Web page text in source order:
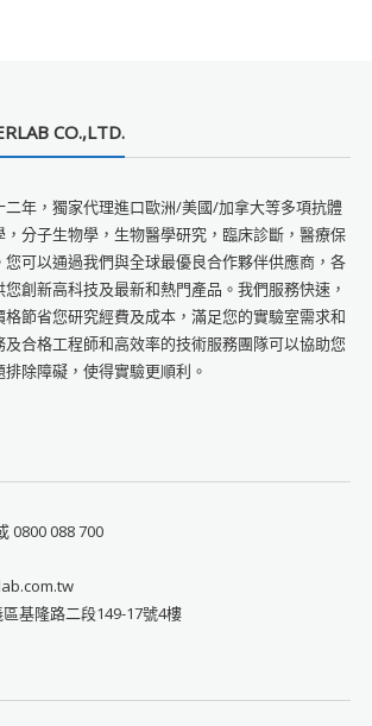
CO.,LTD.
年，獨家代理進口歐洲/美國/加拿大等多項抗體
分子生物學，生物醫學研究，臨床診斷，醫療保
可以通過我們與全球最優良合作夥伴供應商，各
創新高科技及最新和熱門產品。我們服務快速，
節省您研究經費及成本，滿足您的實驗室需求和
合格工程師和高效率的技術服務團隊可以協助您
除障礙，使得實驗更順利。
0800 088 700
基隆路二段149-17號4樓